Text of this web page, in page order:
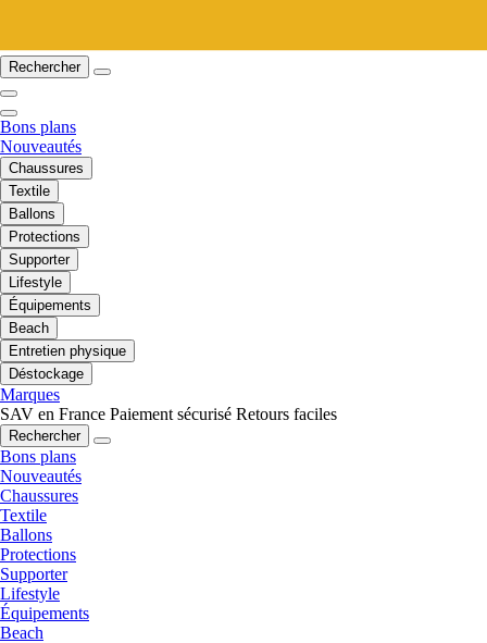
Rechercher
Bons plans
Nouveautés
Chaussures
Textile
Ballons
Protections
Supporter
Lifestyle
Équipements
Beach
Entretien physique
Déstockage
Marques
SAV en France Paiement sécurisé Retours faciles
Rechercher
Bons plans
Nouveautés
Chaussures
Textile
Ballons
Protections
Supporter
Lifestyle
Équipements
Beach